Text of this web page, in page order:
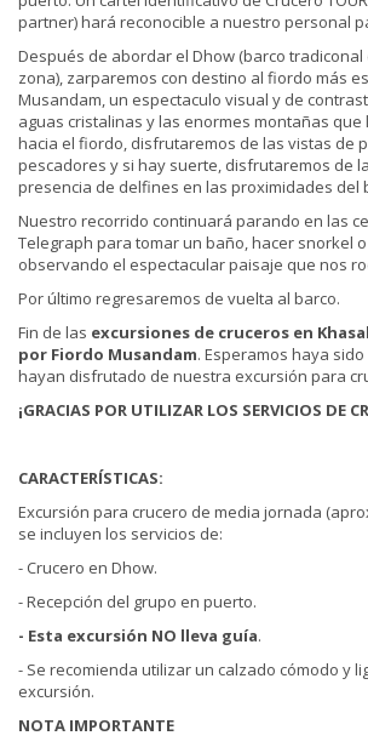
partner) hará reconocible a nuestro personal
Después de abordar el Dhow (barco
zona), zarparemos con destino al fiordo más
Musandam, un espectaculo visual y de
aguas cristalinas y las enormes montañas que
hacia el fiordo, disfrutaremos de las vistas de
pescadores y si hay suerte, disfrutaremos de
presencia de delfines en las proximidades del
Nuestro recorrido continuará parando en las
Telegraph para tomar un baño, hacer snorkel
observando el espectacular paisaje que nos
Por último regresaremos de vuelta al barco.
Fin de las excursiones de cruceros en
por Fiordo Musandam. Esperamos haya
hayan disfrutado de nuestra excursión para
¡GRACIAS POR UTILIZAR LOS SERVICIOS DE
CARACTERÍSTICAS:
Excursión para crucero de media jornada
se incluyen los servicios de:
- Crucero en Dhow.
- Recepción del grupo en puerto.
- Esta excursión NO lleva guía.
- Se recomienda utilizar un calzado cómodo y
excursión.
NOTA IMPORTANTE